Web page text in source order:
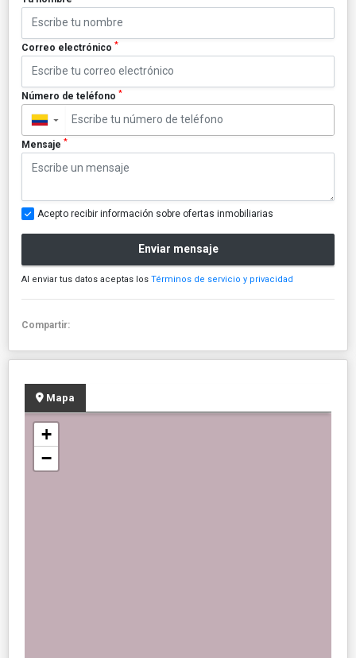
Correo electrónico *
Número de teléfono *
▼
Mensaje *
Acepto recibir información sobre ofertas inmobiliarias
Enviar mensaje
Al enviar tus datos aceptas los Términos de servicio y privacidad
Compartir:
Mapa
+
−